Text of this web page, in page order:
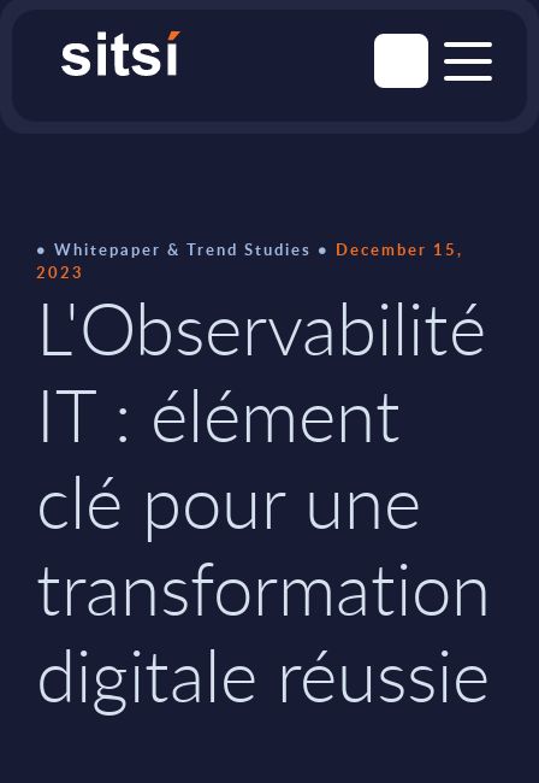
Whitepaper & Trend Studies
December 15,
2023
L'Observabilité
IT : élément
clé pour une
transformation
digitale réussie